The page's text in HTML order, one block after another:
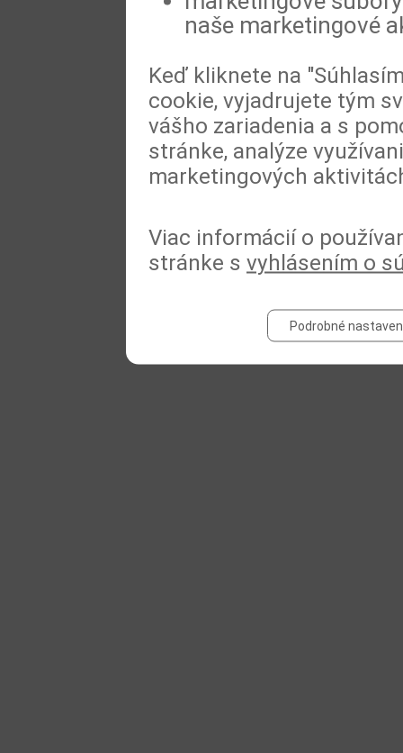
naše marketingové
Keď kliknete na
cookie, vyjadrujete tým
vášho zariadenia a s
stránke, analýze
marketingových
Viac informácií o
stránke s vyhlásením o
Podrobné